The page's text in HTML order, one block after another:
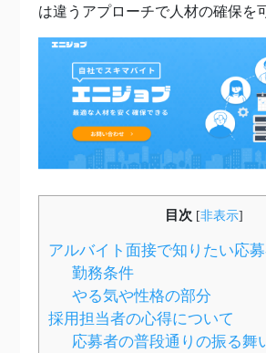
は違うアプローチで人材の確保を
目次 [非表示]
アルバイト面接で知りたい応
勤務条件
やる気や性格の部分
採用担当者の心得について
応募者の普段通りの振る舞